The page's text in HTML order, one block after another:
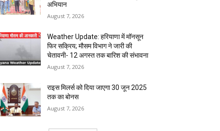
अभियान
August 7, 2026
Weather Update: हरियाणा में मॉनसून
फिर सक्रिय; मौसम विभाग ने जारी की
चेतावनी- 12 अगस्त तक बारिश की संभावना
August 7, 2026
राइस मिलर्स को दिया जाएगा 30 जून 2025
तक का बोनस
August 7, 2026